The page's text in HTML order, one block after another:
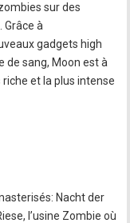
sur des
à
gadgets high
de sang, Moon est à
riche et la plus intense
Nacht der
l’usine Zombie où